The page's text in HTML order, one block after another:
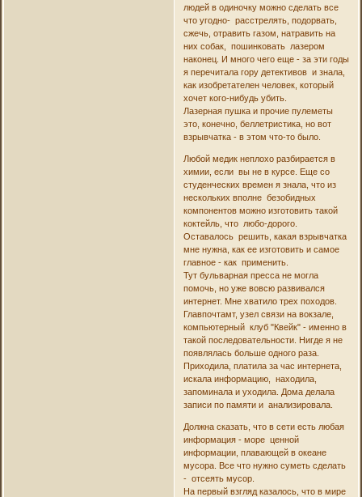
людей в одиночку можно сделать все
что угодно- расстрелять, подорвать,
сжечь, отравить газом, натравить на
них собак, пошинковать лазером
наконец. И много чего еще - за эти годы
я перечитала гору детективов и знала,
как изобретателен человек, который
хочет кого-нибудь убить.
Лазерная пушка и прочие пулеметы
это, конечно, беллетристика, но вот
взрывчатка - в этом что-то было.
Любой медик неплохо разбирается в
химии, если вы не в курсе. Еще со
студенческих времен я знала, что из
нескольких вполне безобидных
компонентов можно изготовить такой
коктейль, что любо-дорого.
Оставалось решить, какая взрывчатка
мне нужна, как ее изготовить и самое
главное - как применить.
Тут бульварная пресса не могла
помочь, но уже вовсю развивался
интернет. Мне хватило трех походов.
Главпочтамт, узел связи на вокзале,
компьютерный клуб "Квейк" - именно в
такой последовательности. Нигде я не
появлялась больше одного раза.
Приходила, платила за час интернета,
искала информацию, находила,
запоминала и уходила. Дома делала
записи по памяти и анализировала.
Должна сказать, что в сети есть любая
информация - море ценной
информации, плавающей в океане
мусора. Все что нужно суметь сделать
- отсеять мусор.
На первый взгляд казалось, что в мире